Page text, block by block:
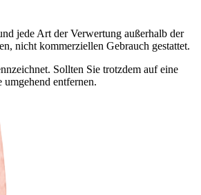
jede Art der Verwertung außerhalb der
nicht kommerziellen Gebrauch gestattet.
Sollten Sie trotzdem auf eine
entfernen.